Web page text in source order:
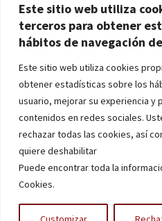
Este sitio web utiliza
terceros para obtener
hábitos de navegación
Este sitio web utiliza cookies
obtener estadísticas sobre los
usuario, mejorar su experiencia y
contenidos en redes sociales.
rechazar todas las cookies, así
quiere deshabilitar
Puede encontrar toda la
Cookies.
Alfombras baratas
Procedencia de las alfombras
Alfombras económicas
Alfombras a medida
Alfombras orientales
Venta de alfombras